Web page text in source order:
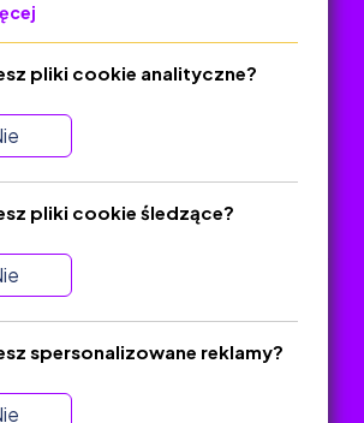
dydaktycznych
folderu SPAM)
pliki cookie analityczne?
pliki cookie śledzące?
spersonalizowane reklamy?